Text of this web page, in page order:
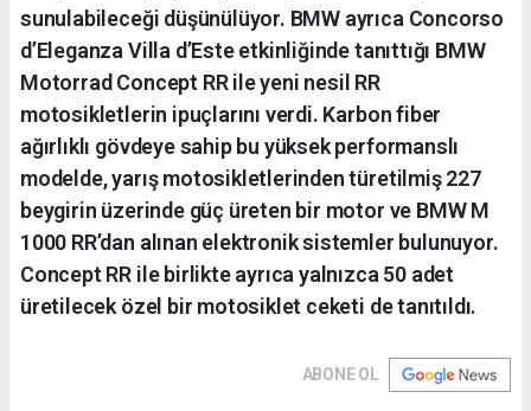
sunulabileceği düşünülüyor. BMW ayrıca Concorso
d’Eleganza Villa d’Este etkinliğinde tanıttığı BMW
Motorrad Concept RR ile yeni nesil RR
motosikletlerin ipuçlarını verdi. Karbon fiber
ağırlıklı gövdeye sahip bu yüksek performanslı
modelde, yarış motosikletlerinden türetilmiş 227
beygirin üzerinde güç üreten bir motor ve BMW M
1000 RR’dan alınan elektronik sistemler bulunuyor.
Concept RR ile birlikte ayrıca yalnızca 50 adet
üretilecek özel bir motosiklet ceketi de tanıtıldı.
ABONE OL